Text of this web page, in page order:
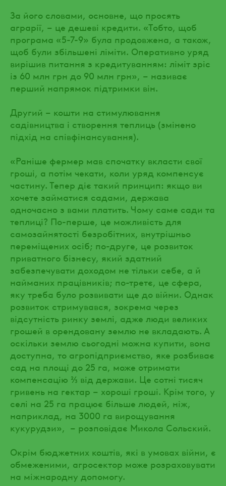
За його словами, основне, що просять
аграрії, – це дешеві кредити. «Тобто, щоб
програма «5-7-9» була продовжена, а також,
щоб були збільшені ліміти. Оперативно уряд
вирішив питання з кредитуванням: ліміт зріс
із 60 млн грн до 90 млн грн», – називає
перший напрямок підтримки він.
Другий – кошти на стимулювання
садівництва і створення теплиць (змінено
підхід на співфінансування).
«Раніше фермер мав спочатку вкласти свої
гроші, а потім чекати, коли уряд компенсує
частину. Тепер діє такий принцип: якщо ви
хочете займатися садами, держава
одночасно з вами платить. Чому саме сади та
теплиці? По-перше, це можливість для
самозайнятості безробітних, внутрішньо
переміщених осіб; по-друге, це розвиток
приватного бізнесу, який здатний
забезпечувати доходом не тільки себе, а й
найманих працівників; по-третє, це сфера,
яку треба було розвивати ще до війни. Однак
розвиток стримувався, зокрема через
відсутність ринку землі, адже люди великих
грошей в орендовану землю не вкладають. А
оскільки землю сьогодні можна купити, вона
доступна, то агропідприємство, яке розбиває
сад на площі до 25 га, може отримати
компенсацію ⅔ від держави. Це сотні тисяч
гривень на гектар – хороші гроші. Крім того, у
селі на 25 га працює більше людей, ніж,
наприклад, на 3000 га вирощування
кукурудзи», – розповідає Микола Сольский.
Окрім бюджетних коштів, які в умовах війни, є
обмеженими, агросектор може розраховувати
на міжнародну допомогу.